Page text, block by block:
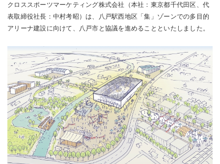
クロススポーツマーケティング株式会社（本社：東京都千代田区、代
表取締役社長：中村考昭）は、八戸駅西地区「集」ゾーンでの多目的
アリーナ建設に向けて、八戸市と協議を進めることといたしました。